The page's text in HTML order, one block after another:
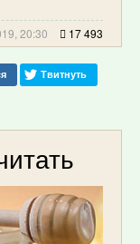
20:30 17 493
Твитнуть